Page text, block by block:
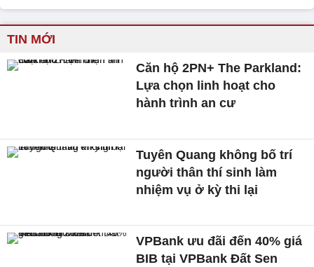
TIN MỚI
Căn hộ 2PN+ The Parkland:
Lựa chọn linh hoạt cho
hành trình an cư
Tuyên Quang không bố trí
người thân thí sinh làm
nhiệm vụ ở kỳ thi lại
VPBank ưu đãi đến 40% giá
BIB tại VPBank Đất Sen